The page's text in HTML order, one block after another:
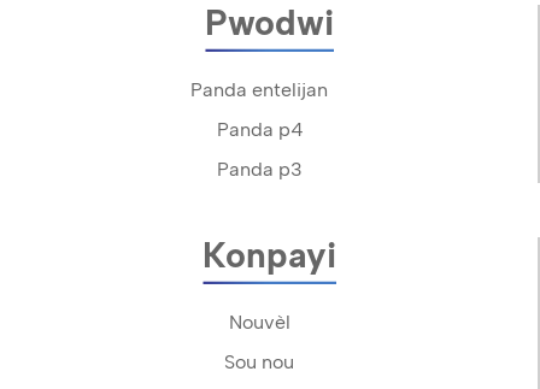
Pwodwi
Panda entelijan
Panda p4
Panda p3
Konpayi
Nouvèl
Sou nou